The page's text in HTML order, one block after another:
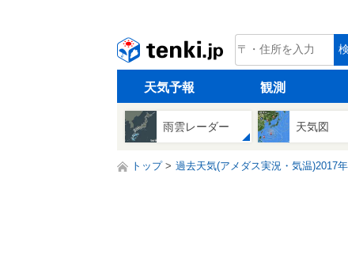
tenki.jp
天気予報 観測
雨雲レーダー 天気図
トップ 過去天気(アメダス実況・気温)2017年